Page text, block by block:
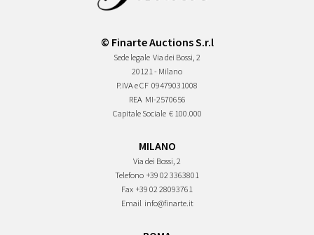
© Finarte Auctions S.r.l
Sede legale Via dei Bossi, 2
20121 - Milano
P.IVA e CF 09479031008
REA MI-2570656
Capitale Sociale € 100.000
MILANO
Via dei Bossi, 2
Telefono +39 02 3363801
Fax +39 02 28093761
Email info@finarte.it